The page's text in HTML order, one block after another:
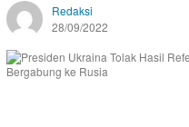
Redaksi
28/09/2022